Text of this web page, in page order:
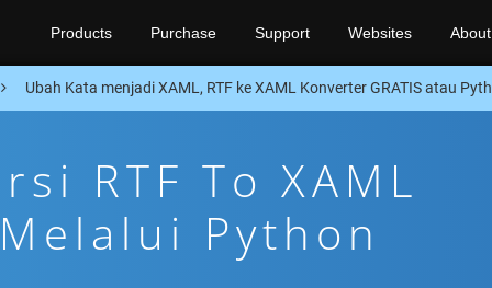
Products Purchase Support Websites About
Ubah Kata menjadi XAML, RTF ke XAML Konverter GRATIS atau
RTF To XAML
Python